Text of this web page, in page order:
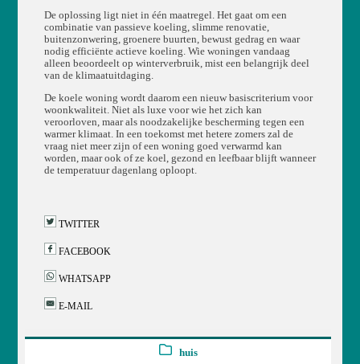
De oplossing ligt niet in één maatregel. Het gaat om een
combinatie van passieve koeling, slimme renovatie,
buitenzonwering, groenere buurten, bewust gedrag en waar
nodig efficiënte actieve koeling. Wie woningen vandaag
alleen beoordeelt op winterverbruik, mist een belangrijk deel
van de klimaatuitdaging.
De koele woning wordt daarom een nieuw basiscriterium voor
woonkwaliteit. Niet als luxe voor wie het zich kan
veroorloven, maar als noodzakelijke bescherming tegen een
warmer klimaat. In een toekomst met hetere zomers zal de
vraag niet meer zijn of een woning goed verwarmd kan
worden, maar ook of ze koel, gezond en leefbaar blijft wanneer
de temperatuur dagenlang oploopt.
TWITTER
FACEBOOK
WHATSAPP
E-MAIL
huis